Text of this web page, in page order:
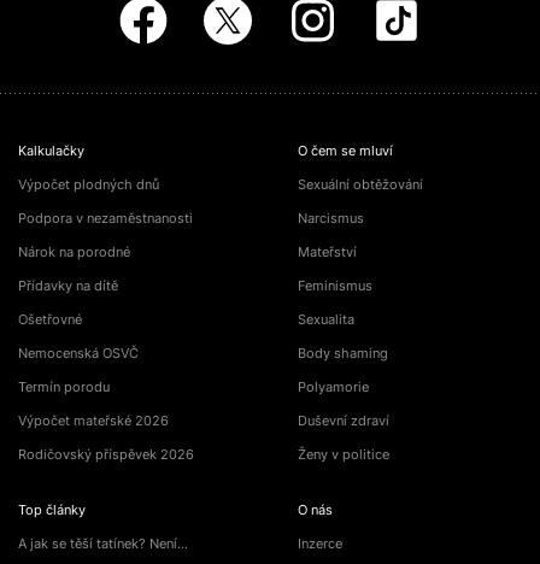
Kalkulačky
Výpočet plodných dnů
Podpora v nezaměstnanosti
Nárok na porodné
Přídavky na dítě
Ošetřovné
Nemocenská OSVČ
Termín porodu
Výpočet mateřské 2026
Rodičovský příspěvek 2026
Top články
A jak se těší tatínek? Není…
O čem se mluví
Sexuální obtěžování
Narcismus
Mateřství
Feminismus
Sexualita
Body shaming
Polyamorie
Duševní zdraví
Ženy v politice
O nás
Inzerce